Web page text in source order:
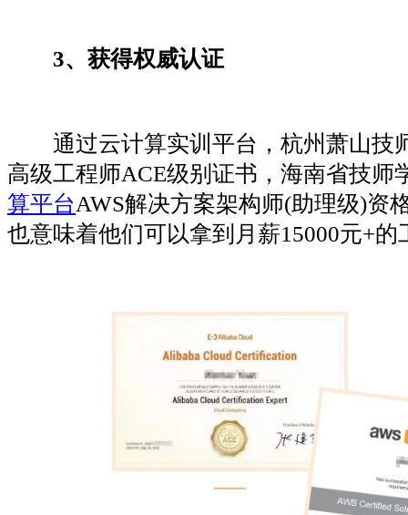
3、 获得权威认证
通过云计算实训平台，杭州萧山技
高级工程师ACE级别证书，海南省技师
算平台AWS解决方案架构师(助理级)资
也意味着他们可以拿到月薪15000元+的